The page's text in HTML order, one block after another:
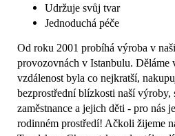
Udržuje svůj tvar
Jednoduchá péče
Od roku 2001 probíhá výroba v
provozovnách v Istanbulu. Děláme
vzdálenost byla co nejkratší,
bezprostřední blízkosti naší výroby,
zaměstnance a jejich děti - pro nás
rodinném prostředí! Ačkoli žijeme